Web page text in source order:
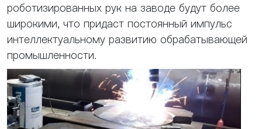
роботизированных рук на заводе будут более
широкими, что придаст постоянный импульс
интеллектуальному развитию обрабатывающей
промышленности.